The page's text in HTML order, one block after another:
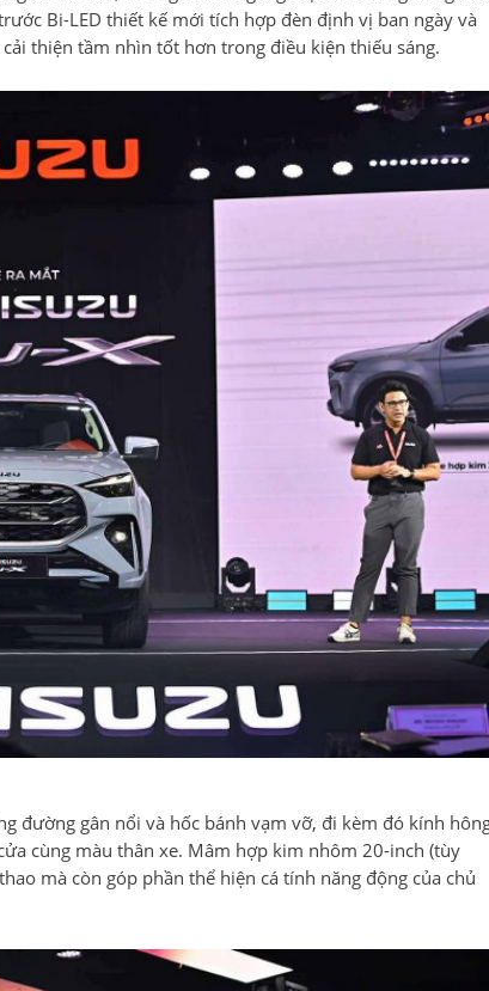
Bi-LED thiết kế mới tích hợp đèn định vị ban ngày và
thiện tầm nhìn tốt hơn trong điều kiện thiếu sáng.
đường gân nổi và hốc bánh vạm vỡ, đi kèm đó kính
cùng màu thân xe. Mâm hợp kim nhôm 20-inch (tùy
mà còn góp phần thể hiện cá tính năng động của chủ